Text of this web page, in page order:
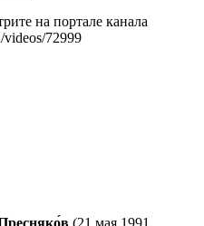
на портале канала
72999
(21 мая 1991,